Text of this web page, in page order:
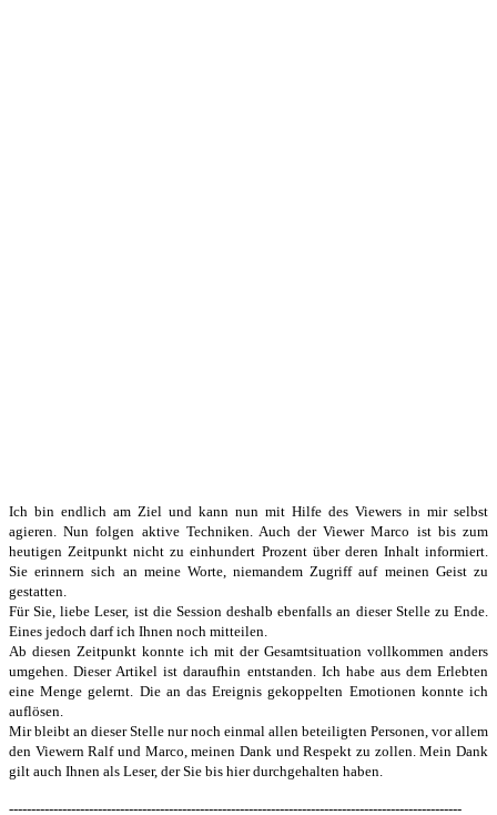
Ich bin endlich am Ziel und kann nun mit Hilfe des Viewers in mir selbst
agieren. Nun folgen aktive Techniken. Auch der Viewer Marco ist bis zum
heutigen Zeitpunkt nicht zu einhundert Prozent über deren Inhalt informiert.
Sie erinnern sich an meine Worte, niemandem Zugriff auf meinen Geist zu
gestatten.
Für Sie, liebe Leser, ist die Session deshalb ebenfalls an dieser Stelle zu Ende.
Eines jedoch darf ich Ihnen noch mitteilen.
Ab diesen Zeitpunkt konnte ich mit der Gesamtsituation vollkommen anders
umgehen. Dieser Artikel ist daraufhin entstanden. Ich habe aus dem Erlebten
eine Menge gelernt. Die an das Ereignis gekoppelten Emotionen konnte ich
auflösen.
Mir bleibt an dieser Stelle nur noch einmal allen beteiligten Personen, vor allem
den Viewern Ralf und Marco, meinen Dank und Respekt zu zollen. Mein Dank
gilt auch Ihnen als Leser, der Sie bis hier durchgehalten haben.
------------------------------------------------------------------------------------------------------